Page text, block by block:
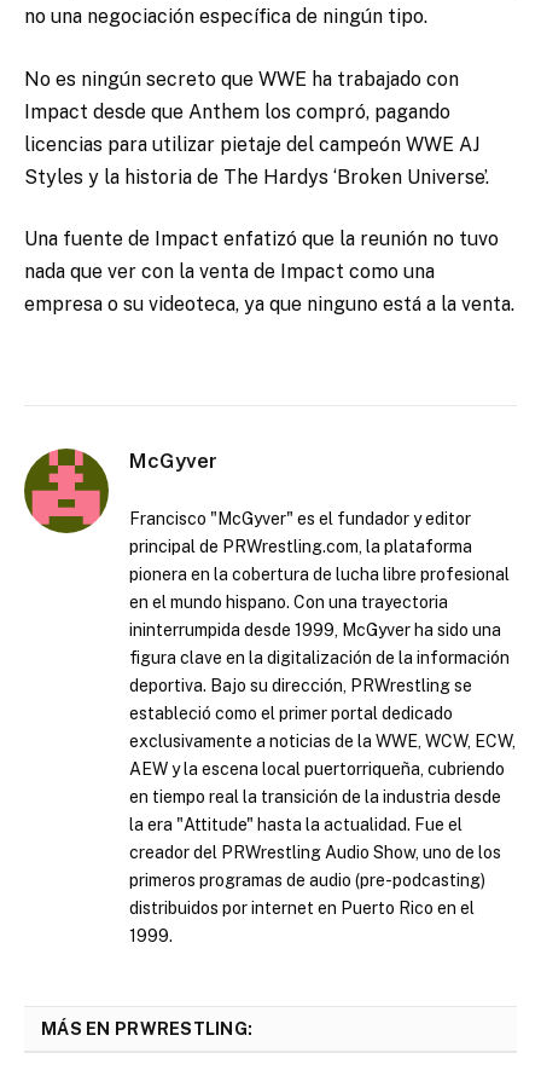
no una negociación específica de ningún tipo.
No es ningún secreto que WWE ha trabajado con
Impact desde que Anthem los compró, pagando
licencias para utilizar pietaje del campeón WWE AJ
Styles y la historia de The Hardys ‘Broken Universe’.
Una fuente de Impact enfatizó que la reunión no tuvo
nada que ver con la venta de Impact como una
empresa o su videoteca, ya que ninguno está a la venta.
McGyver
Francisco "McGyver" es el fundador y editor
principal de PRWrestling.com, la plataforma
pionera en la cobertura de lucha libre profesional
en el mundo hispano. Con una trayectoria
ininterrumpida desde 1999, McGyver ha sido una
figura clave en la digitalización de la información
deportiva. Bajo su dirección, PRWrestling se
estableció como el primer portal dedicado
exclusivamente a noticias de la WWE, WCW, ECW,
AEW y la escena local puertorriqueña, cubriendo
en tiempo real la transición de la industria desde
la era "Attitude" hasta la actualidad. Fue el
creador del PRWrestling Audio Show, uno de los
primeros programas de audio (pre-podcasting)
distribuidos por internet en Puerto Rico en el
1999.
MÁS EN PRWRESTLING: